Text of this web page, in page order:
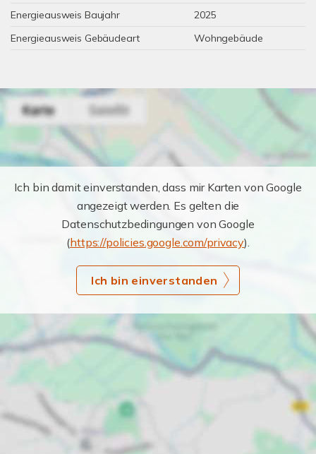
Energieausweis Baujahr
2025
Energieausweis Gebäudeart
Wohngebäude
Ich bin damit einverstanden, dass mir Karten von Google
angezeigt werden. Es gelten die
Datenschutzbedingungen von Google
(https://policies.google.com/privacy).
Ich bin einverstanden